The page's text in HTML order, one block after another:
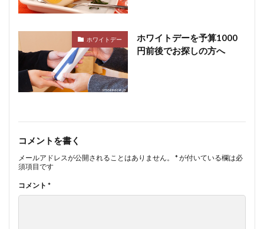
ホワイトデー
ホワイトデーを予算1000
円前後でお探しの方へ
コメントを書く
メールアドレスが公開されることはありません。 *が付いている欄は必
須項目です
コメント *